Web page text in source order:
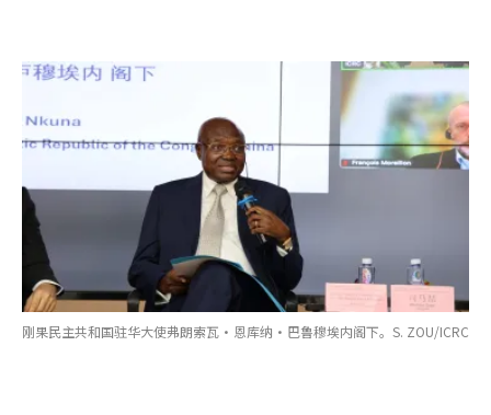
刚果民主共和国驻华大使弗朗索瓦·恩库纳·巴鲁穆埃内阁下。S. ZOU/ICRC